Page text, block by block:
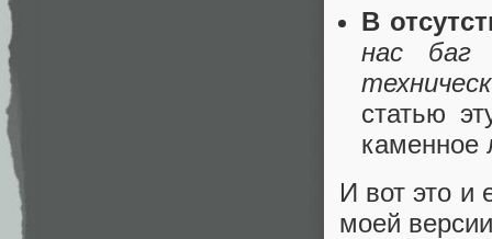
В
нас баг
статью
каменное
И вот это и
моей